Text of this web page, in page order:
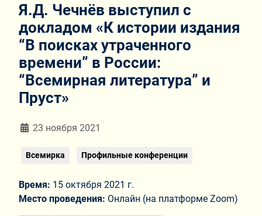
Я.Д. Чечнёв выступил с
докладом «К истории издания
“В поисках утраченного
времени” в России:
“Всемирная литература” и
Пруст»
Информация о материале
23 ноября 2021
Всемирка Профильные конференции
Время: 15 октября 2021 г.
Место проведения: Онлайн (на платформе Zoom)